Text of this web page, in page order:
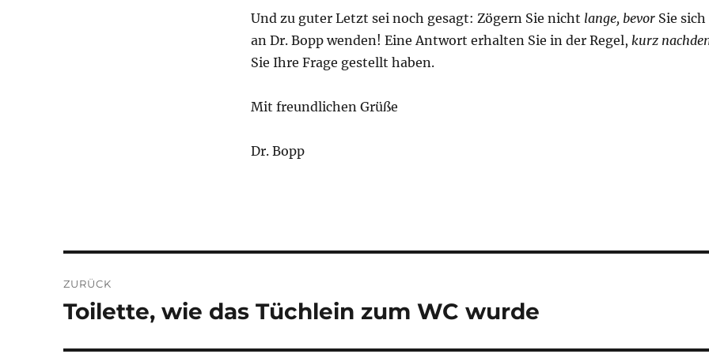
Und zu guter Letzt sei noch gesagt: Zögern Sie nicht lange, bevorSie sich
an Dr. Bopp wenden! Eine Antwort erhalten Sie in der Regel, kurz
Sie Ihre Frage gestellt haben.
Mit freundlichen Grüße
Dr. Bopp
ZURÜCK
Vorheriger
Toilette, wie das Tüchlein zum WC wurde